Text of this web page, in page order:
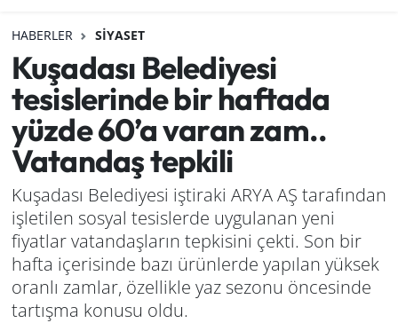
HABERLER SIYASET
Kuşadası Belediyesi
tesislerinde bir haftada
yüzde 60’a varan zam..
Vatandaş tepkili
Kuşadası Belediyesi iştiraki ARYA AŞ tarafından
işletilen sosyal tesislerde uygulanan yeni
fiyatlar vatandaşların tepkisini çekti. Son bir
hafta içerisinde bazı ürünlerde yapılan yüksek
oranlı zamlar, özellikle yaz sezonu öncesinde
tartışma konusu oldu.
Genel
Haber
Izmir
Kütahya
Manisa
Muğla
Son Dakika Haberleri
Haber Arşivi